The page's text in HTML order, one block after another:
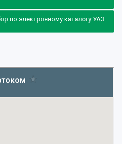
по электронному каталогу УАЗ